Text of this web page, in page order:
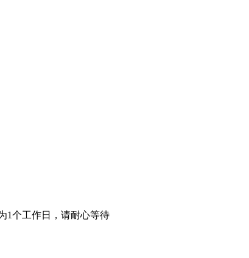
1个工作日，请耐心等待